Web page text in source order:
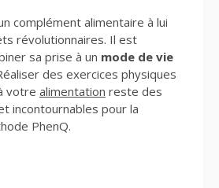
complément alimentaire à lui
révolutionnaires. Il est
sa prise à un mode de vie
des exercices physiques
votre alimentation reste des
incontournables pour la
PhenQ.